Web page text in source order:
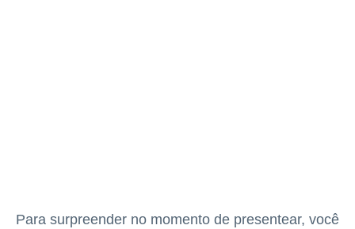
Para surpreender no momento de presentear, você